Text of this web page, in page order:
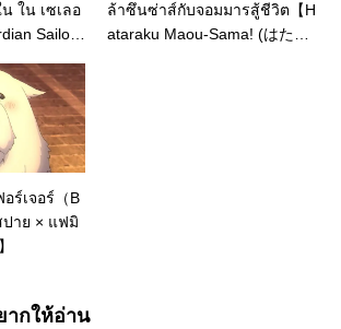
ใน เซเลอ
Sailor
ล้าซึนซ่าส์กับจอมมารสู้ชีวิต【H
ataraku Maou-Sama! (はたら
ปาย × แฟมิ
ากให้อ่าน